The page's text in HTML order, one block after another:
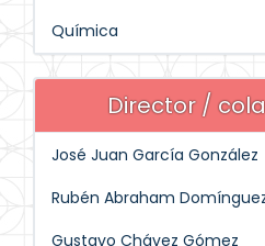
Química
Director /
José Juan García González
Rubén Abraham
Gustavo Chávez Gómez